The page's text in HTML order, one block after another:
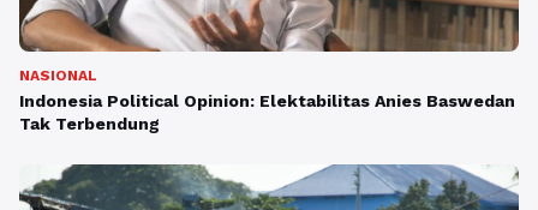
NASIONAL
Indonesia Political Opinion: Elektabilitas Anies Baswedan
Tak Terbendung